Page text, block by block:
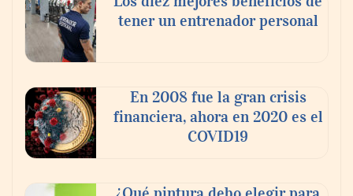
‘El ransomware se puede vencer. No
Ricardo Palacio Escobar
tener un entrenador personal
En 2008 fue la gran crisis
financiera, ahora en 2020 es el
COVID19